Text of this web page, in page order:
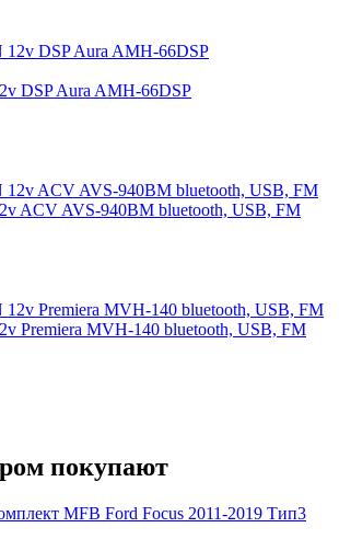
DSP Aura AMH-66DSP
ACV AVS-940BM bluetooth, USB, FM
Premiera MVH-140 bluetooth, USB, FM
покупают